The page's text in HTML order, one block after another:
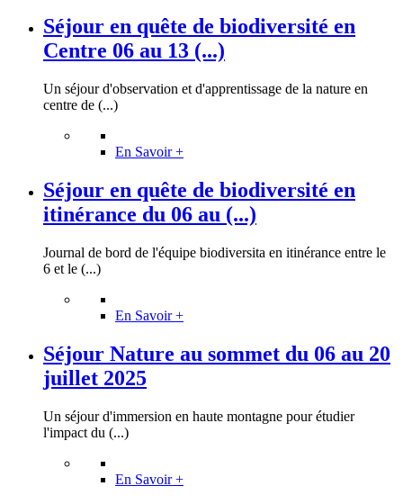
Séjour en quête de biodiversité en
Centre 06 au 13 (...)
Un séjour d'observation et d'apprentissage de la nature en
centre de (...)
En Savoir +
Séjour en quête de biodiversité en
itinérance du 06 au (...)
Journal de bord de l'équipe biodiversita en itinérance entre le
6 et le (...)
En Savoir +
Séjour Nature au sommet du 06 au 20
juillet 2025
Un séjour d'immersion en haute montagne pour étudier
l'impact du (...)
En Savoir +